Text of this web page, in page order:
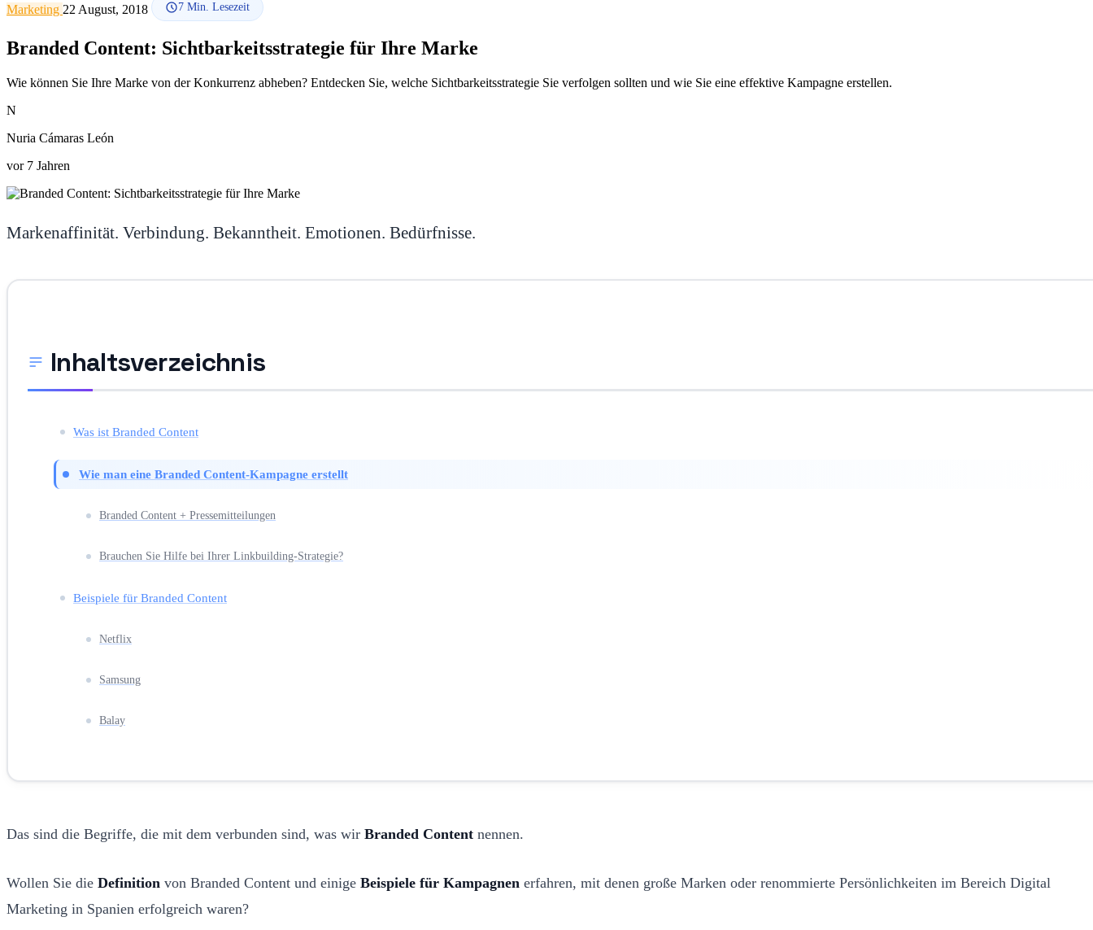
Marketing 22 August, 2018 7 Min. Lesezeit
Branded Content: Sichtbarkeitsstrategie für Ihre Marke
Wie können Sie Ihre Marke von der Konkurrenz abheben? Entdecken Sie, welche Sichtbarkeitsstrategie Sie verfolgen sollten und wie Sie eine effektive Kampagne erstellen.
N
Nuria Cámaras León
vor 7 Jahren
Markenaffinität. Verbindung. Bekanntheit. Emotionen. Bedürfnisse.
Inhaltsverzeichnis
Was ist Branded Content
Wie man eine Branded Content-Kampagne erstellt
Branded Content + Pressemitteilungen
Brauchen Sie Hilfe bei Ihrer Linkbuilding-Strategie?
Beispiele für Branded Content
Netflix
Samsung
Balay
Das sind die Begriffe, die mit dem verbunden sind, was wir Branded Content nennen.
Wollen Sie die Definition von Branded Content und einige Beispiele für Kampagnen erfahren, mit denen große Marken oder renommierte Persönlichkeiten im Bereich Digital
Marketing in Spanien erfolgreich waren?